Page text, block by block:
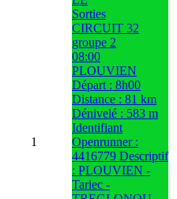
1
Sorties
CIRCUIT 32
groupe 2
08:00
PLOUVIEN
Départ : 8h00
Distance : 81 km
Dénivelé : 583 m
Identifiant
Openrunner :
4416779 Descriptif
: PLOUVIEN -
Tariec -